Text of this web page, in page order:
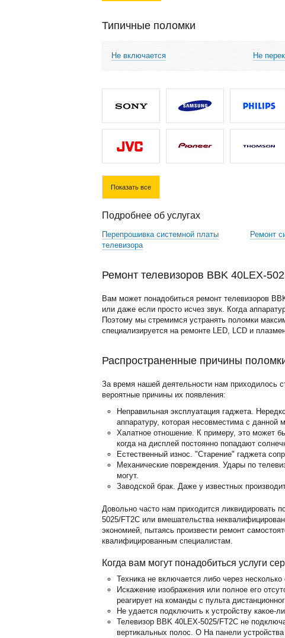
Типичные поломки
Не включается Не
Показать все
Подробнее об услугах
Перепрошивка системной платы
телевизора
Ремонт
Ремонт телевизоров BBK 40LEX-
Вам может понадобиться ремонт телевизоров
или даже если просто исчез звук. Когда
Поэтому мы стремимся устранять поломки
специализируется на ремонте LED, LCD и
Распространенные причины
За время нашей деятельности нам приходилось
вероятные причины их появления:
Неправильная эксплуатация гаджета.
аппаратуру, которая несовместима с данной
Халатное отношение. К примеру, это может
когда на дисплей постоянно попадают
Естественный износ. "Старение" гаджета
Механические повреждения. Удары по
могут.
Заводской брак. Даже у известных
Довольно часто нам приходится ликвидировать
5025/FT2C или вмешательства
экономией, пытаясь произвести ремонт
квалифицированным специалистам.
Когда вам могут понадобиться услуги
Техника не включается либо через
Искажение изображения или полное его
реагирует на команды с пульта
Не удается подключить к устройству какое-
Телевизор BBK 40LEX-5025/FT2C не
вертикальных полос. O На панели